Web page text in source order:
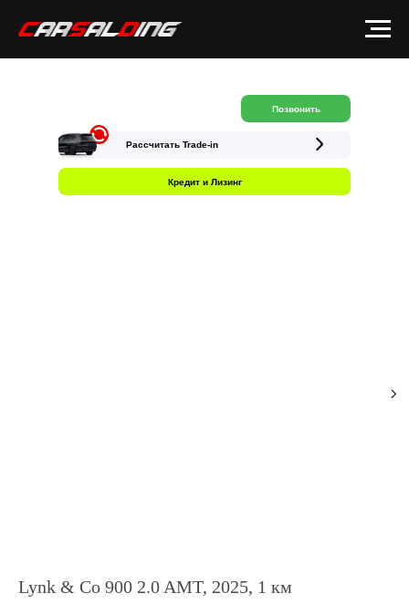
Рассчитать Trade-in
Кредит и Лизинг
Позвонить
Lynk & Co 900 2.0 AMT, 2025, 1 км